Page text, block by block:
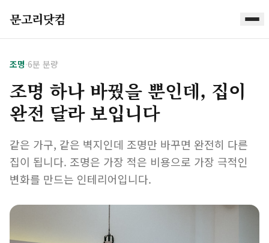
문고리닷컴
조명·6분 분량
조명 하나 바꿨을 뿐인데, 집이
완전 달라 보입니다
같은 가구, 같은 벽지인데 조명만 바꾸면 완전히 다른
집이 됩니다. 조명은 가장 적은 비용으로 가장 극적인
변화를 만드는 인테리어입니다.